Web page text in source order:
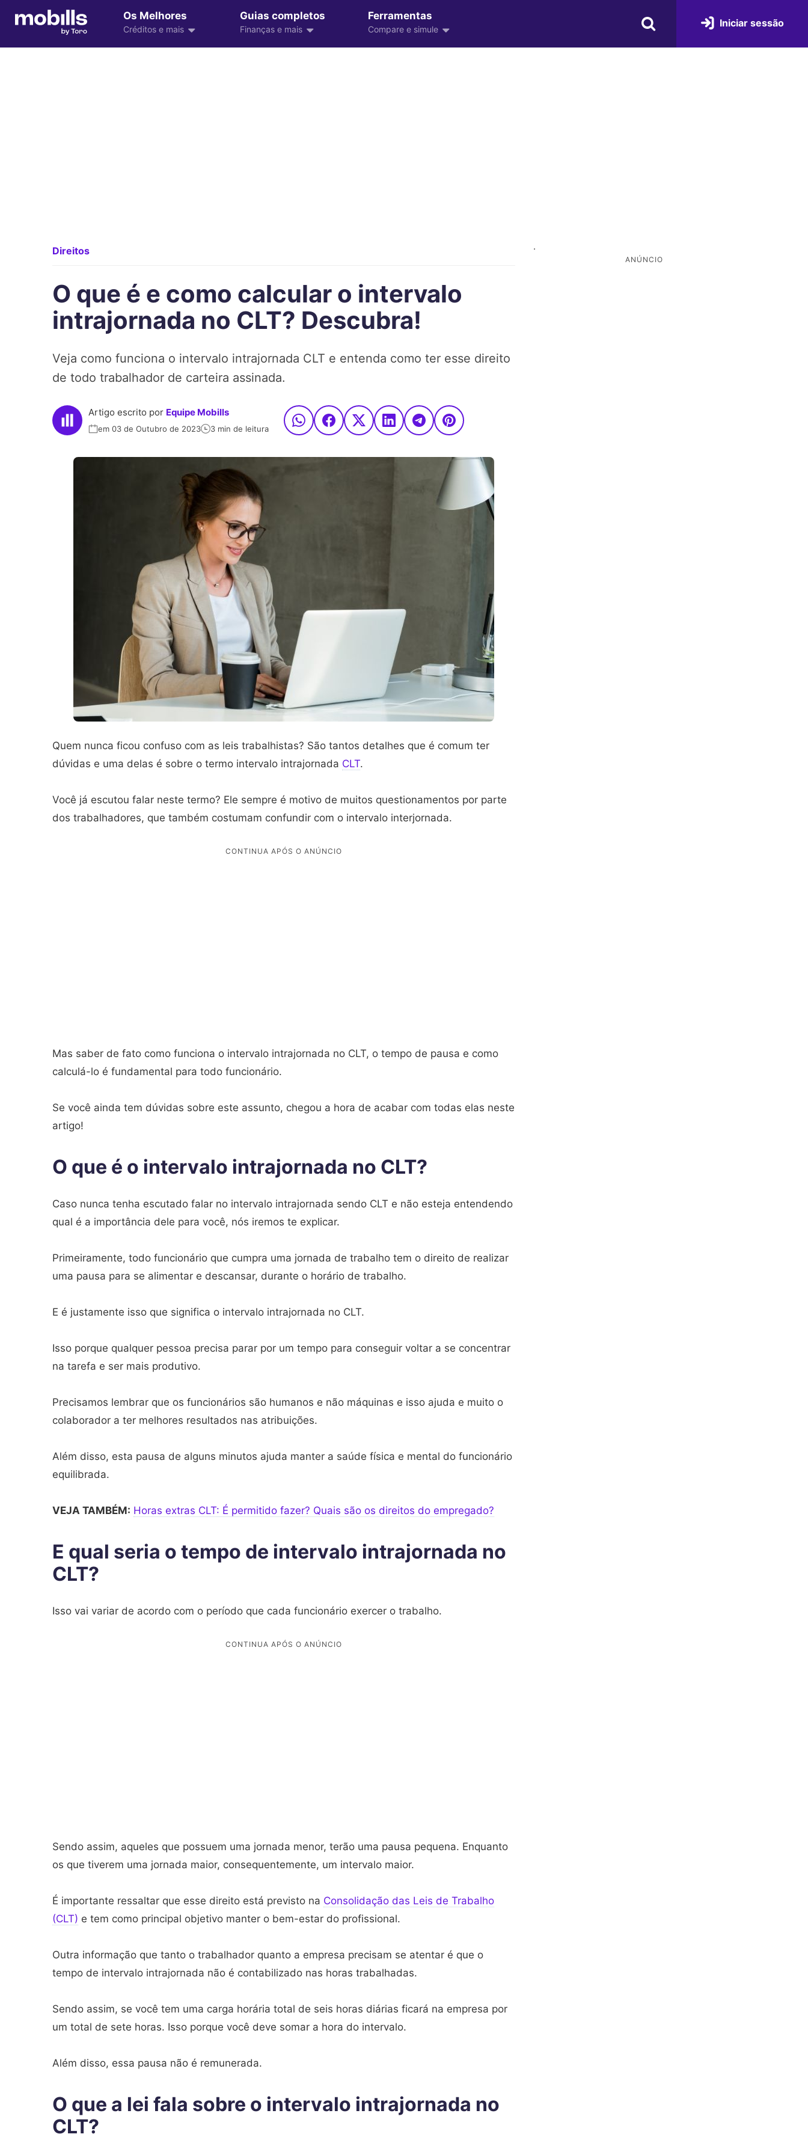
Os Melhores
Créditos e mais
Guias completos
Finanças e mais
Ferramentas
Compare e simule
Iniciar sessão
Direitos
O que é e como calcular o intervalo
intrajornada no CLT? Descubra!
Veja como funciona o intervalo intrajornada CLT e entenda como ter esse direito
de todo trabalhador de carteira assinada.
Artigo escrito por Equipe Mobills
em 03 de Outubro de 2023 3 min de leitura
Quem nunca ficou confuso com as leis trabalhistas? São tantos detalhes que é comum ter
dúvidas e uma delas é sobre o termo intervalo intrajornada CLT.
Você já escutou falar neste termo? Ele sempre é motivo de muitos questionamentos por parte
dos trabalhadores, que também costumam confundir com o intervalo interjornada.
Mas saber de fato como funciona o intervalo intrajornada no CLT, o tempo de pausa e como
calculá-lo é fundamental para todo funcionário.
Se você ainda tem dúvidas sobre este assunto, chegou a hora de acabar com todas elas neste
artigo!
O que é o intervalo intrajornada no CLT?
Caso nunca tenha escutado falar no intervalo intrajornada sendo CLT e não esteja entendendo
qual é a importância dele para você, nós iremos te explicar.
Primeiramente, todo funcionário que cumpra uma jornada de trabalho tem o direito de realizar
uma pausa para se alimentar e descansar, durante o horário de trabalho.
E é justamente isso que significa o intervalo intrajornada no CLT.
Isso porque qualquer pessoa precisa parar por um tempo para conseguir voltar a se concentrar
na tarefa e ser mais produtivo.
Precisamos lembrar que os funcionários são humanos e não máquinas e isso ajuda e muito o
colaborador a ter melhores resultados nas atribuições.
Além disso, esta pausa de alguns minutos ajuda manter a saúde física e mental do funcionário
equilibrada.
VEJA TAMBÉM: Horas extras CLT: É permitido fazer? Quais são os direitos do empregado?
E qual seria o tempo de intervalo intrajornada no
CLT?
Isso vai variar de acordo com o período que cada funcionário exercer o trabalho.
Sendo assim, aqueles que possuem uma jornada menor, terão uma pausa pequena. Enquanto
os que tiverem uma jornada maior, consequentemente, um intervalo maior.
É importante ressaltar que esse direito está previsto na Consolidação das Leis de Trabalho
(CLT) e tem como principal objetivo manter o bem-estar do profissional.
Outra informação que tanto o trabalhador quanto a empresa precisam se atentar é que o
tempo de intervalo intrajornada não é contabilizado nas horas trabalhadas.
Sendo assim, se você tem uma carga horária total de seis horas diárias ficará na empresa por
um total de sete horas. Isso porque você deve somar a hora do intervalo.
Além disso, essa pausa não é remunerada.
O que a lei fala sobre o intervalo intrajornada no
CLT?
.